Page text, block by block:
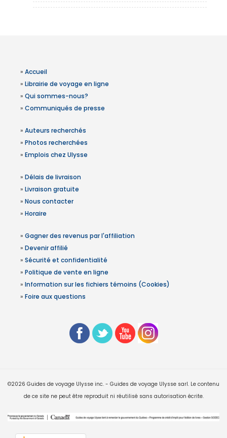
» Accueil
» Librairie de voyage en ligne
» Qui sommes-nous?
» Communiqués de presse
» Auteurs recherchés
» Photos recherchées
» Emplois chez Ulysse
» Délais de livraison
» Livraison gratuite
» Nous contacter
» Horaire
» Gagner des revenus par l'affiliation
» Devenir affilié
» Sécurité et confidentialité
» Politique de vente en ligne
» Information sur les fichiers témoins (Cookies)
» Foire aux questions
©2026 Guides de voyage Ulysse inc. - Guides de voyage Ulysse sarl. Le contenu
de ce site ne peut être reproduit ni réutilisé sans autorisation écrite.